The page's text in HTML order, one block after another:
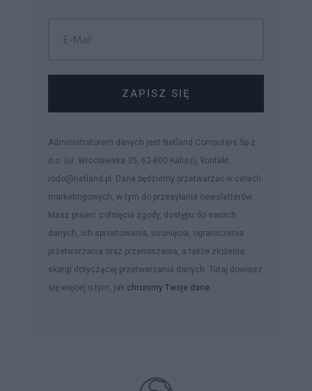
ZAPISZ SIĘ
Administratorem danych jest Netland Computers Sp z
o.o. (ul. Wrocławska 35, 62-800 Kalisz), kontakt:
rodo@netland.pl. Dane będziemy przetwarzać w celach
marketingowych, w tym do przesyłania newsletterów.
Masz prawo: cofnięcia zgody, dostępu do swoich
danych, ich sprostowania, usunięcia, ograniczenia
przetwarzania oraz przenoszenia, a także złożenia
skargi dotyczącej przetwarzania danych. Tutaj dowiesz
się więcej o tym, jak chronimy Twoje dane.